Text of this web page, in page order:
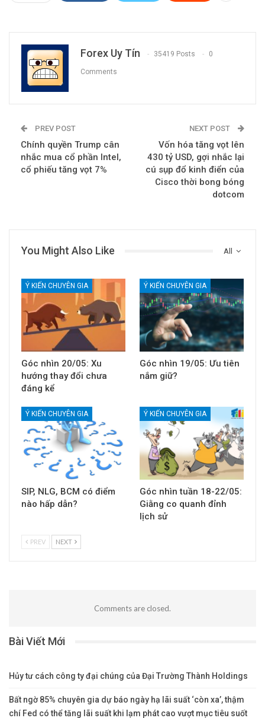
Forex Uy Tín 35419 Posts 0
Comments
PREV POST
Chính quyền Trump cân
nhắc mua cổ phần Intel,
cổ phiếu tăng vọt 7%
NEXT POST
Vốn hóa tăng vọt lên
430 tỷ USD, gợi nhắc lại
cú sụp đổ kinh điển của
Cisco thời bong bóng
dotcom
All
You Might Also Like
Ý KIẾN CHUYÊN GIA
Góc nhìn 20/05: Xu
hướng thay đổi chưa
đáng kể
Ý KIẾN CHUYÊN GIA
Góc nhìn 19/05: Ưu tiên
nắm giữ?
Ý KIẾN CHUYÊN GIA
SIP, NLG, BCM có điểm
nào hấp dẫn?
Ý KIẾN CHUYÊN GIA
Góc nhìn tuần 18-22/05:
Giằng co quanh đỉnh
lịch sử
PREV NEXT
Comments are closed.
Bài Viết Mới
Hủy tư cách công ty đại chúng của Đại Trường Thành Holdings
Bất ngờ 85% chuyên gia dự báo ngày hạ lãi suất ‘còn xa’, thậm
chí Fed có thể tăng lãi suất khi lạm phát cao vượt mục tiêu suốt